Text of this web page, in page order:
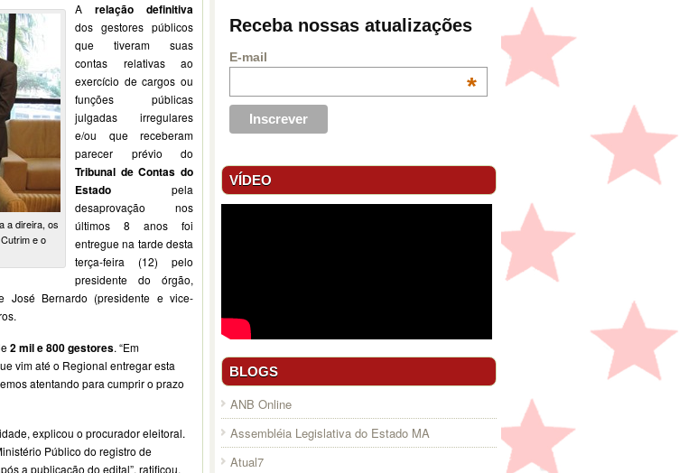
a direira, os
e o
A relação definitiva
dos gestores públicos
que tiveram suas
contas relativas ao
exercício de cargos ou
funções públicas
julgadas irregulares
e/ou que receberam
parecer prévio do
Tribunal de Contas do
Estado pela
desaprovação nos
últimos 8 anos foi
entregue na tarde desta
terça-feira (12) pelo
presidente do órgão,
José Bernardo (presidente e vice-
2 mil e 800 gestores. “Em
vim até o Regional entregar esta
atentando para cumprir o prazo
explicou o procurador eleitoral.
Público do registro de
a publicação do edital”, ratificou.
Receba nossas atualizações
E-mail
*
VÍDEO
BLOGS
ANB Online
Assembléia Legislativa do Estado MA
Atual7